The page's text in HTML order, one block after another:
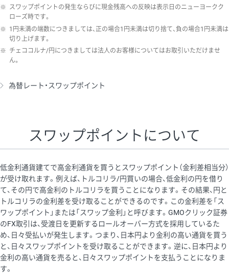
※ スワップポイントの発生ならびに現金残高への反映は表示日のニューヨークク
ローズ時です。
※ 1円未満の端数につきましては、正の場合1円未満は切り捨て、負の場合1円未満は
切り上げます。
※ チェココルナ/円につきましては法人のお客様についてはお取引いただけませ
ん。
為替レート・スワップポイント
スワップポイントについて
低金利通貨建てで高金利通貨を買うとスワップポイント（金利差相当分）
が受け取れます。例えば、トルコリラ/円買いの場合、低金利の円を借り
て、その円で高金利のトルコリラを買うことになります。その結果、円と
トルコリラの金利差を受け取ることができるのです。この金利差を「ス
ワップポイント」または「スワップ金利」と呼びます。GMOクリック証券
のFX取引は、受渡日を更新するロールオーバー方式を採用しているた
め、日々受払いが発生します。つまり、日本円より金利の高い通貨を買う
と、日々スワップポイントを受け取ることができます。逆に、日本円より
金利の高い通貨を売ると、日々スワップポイントを支払うことになりま
す。